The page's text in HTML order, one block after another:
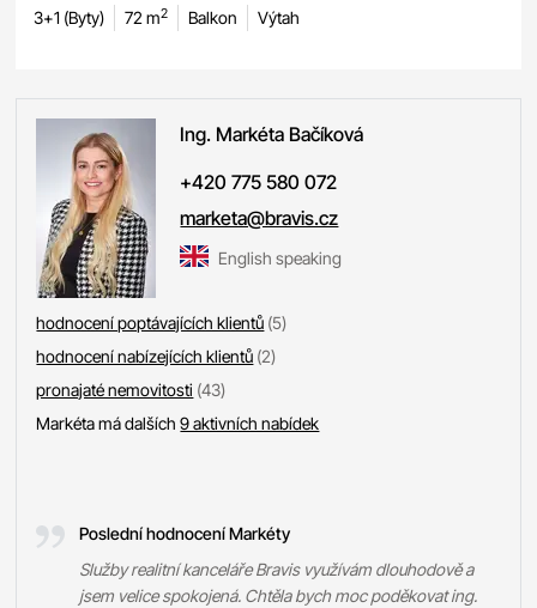
3+1 (Byty) 72 m2 Balkon Výtah
Ing. Markéta Bačíková
+420 775 580 072
marketa@bravis.cz
English speaking
hodnocení poptávajících klientů (5)
hodnocení nabízejících klientů (2)
pronajaté nemovitosti (43)
Markéta má dalších9 aktivních nabídek
Poslední hodnocení Markéty
Služby realitní kanceláře Bravis využívám dlouhodově a
jsem velice spokojená. Chtěla bych moc poděkovat ing.